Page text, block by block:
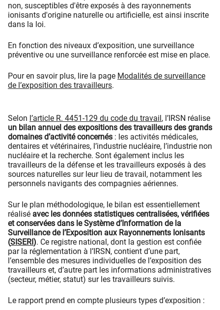
non, susceptibles d'être exposés à des rayonnements
ionisants d'origine naturelle ou artificielle, est ainsi inscrite
dans la loi.
En fonction des niveaux d’exposition, une surveillance
préventive ou une surveillance renforcée est mise en place.
Pour en savoir plus, lire la page Modalités de surveillance
de l’exposition des travailleurs.
Selon l’article R. 4451-129 du code du travail, l’IRSN réalise
un bilan annuel des expositions des travailleurs des grands
domaines d’activité concernés : les activités médicales,
dentaires et vétérinaires, l’industrie nucléaire, l’industrie non
nucléaire et la recherche. Sont également inclus les
travailleurs de la défense et les travailleurs exposés à des
sources naturelles sur leur lieu de travail, notamment les
personnels navigants des compagnies aériennes.
Sur le plan méthodologique, le bilan est essentiellement
réalisé avec les données statistiques centralisées, vérifiées
et conservées dans le Système d’Information de la
Surveillance de l’Exposition aux Rayonnements Ionisants
(SISERI). Ce registre national, dont la gestion est confiée
par la réglementation à l’IRSN, contient d’une part,
l’ensemble des mesures individuelles de l’exposition des
travailleurs et, d’autre part les informations administratives
(secteur, métier, statut) sur les travailleurs suivis.
Le rapport prend en compte plusieurs types d’exposition :